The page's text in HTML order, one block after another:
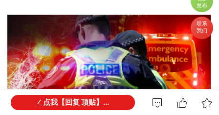
发布
联系
我们
点我【回复 顶贴】...